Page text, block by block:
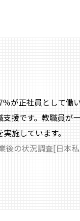
が正社員として働
援です。教職員が
施しています。
後の状況調査[日本